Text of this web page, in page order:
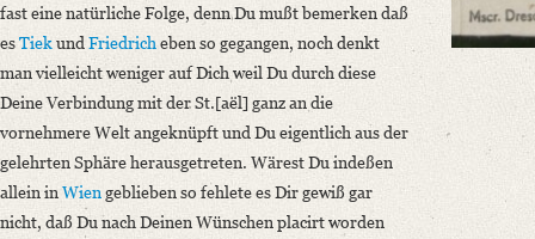
fast eine natürliche Folge, denn Du mußt bemerken daß
esTiekund Friedrich eben so gegangen, noch denkt
man vielleicht weniger auf Dich weil Du durch diese
Deine Verbindung mit der St.[aël] ganz an die
vornehmere Welt angeknüpft und Du eigentlich aus der
gelehrten Sphäre herausgetreten. Wärest Du indeßen
allein inWiengeblieben so fehlete es Dir gewiß gar
nicht, daß Du nach Deinen Wünschen placirt worden